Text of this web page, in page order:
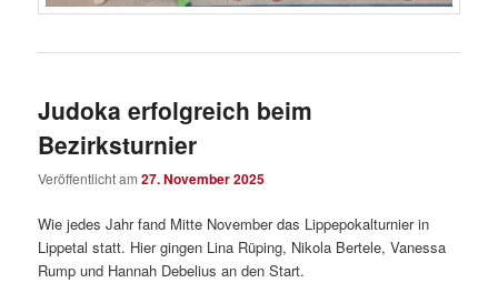
Judoka erfolgreich beim
Bezirksturnier
Veröffentlicht am27. November 2025
Wie jedes Jahr fand Mitte November das Lippepokalturnier in
Lippetal statt. Hier gingen Lina Rüping, Nikola Bertele, Vanessa
Rump und Hannah Debelius an den Start.